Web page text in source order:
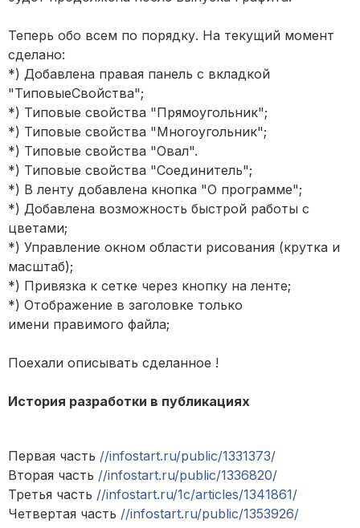
Теперь обо всем по порядку. На текущий момент
сделано:
*) Добавлена правая панель с вкладкой
"ТиповыеСвойства";
*) Типовые свойства "Прямоугольник";
*) Типовые свойства "Многоугольник";
*) Типовые свойства "Овал".
*) Типовые свойства "Соединитель";
*) В ленту добавлена кнопка "О программе";
*) Добавлена возможность быстрой работы с
цветами;
*) Управление окном области рисования (крутка и
масштаб);
*) Привязка к сетке через кнопку на ленте;
*) Отображение в заголовке только
имени правимого файла;
Поехали описывать сделанное !
История разработки в публикациях
Первая часть //infostart.ru/public/1331373/
Вторая часть //infostart.ru/public/1336820/
Третья часть //infostart.ru/1c/articles/1341861/
Четвертая часть //infostart.ru/public/1353926/